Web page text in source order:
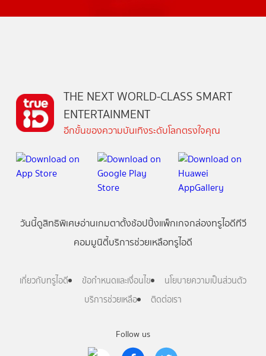
Follow us
THE NEXT WORLD-CLASS SMART
ENTERTAINMENT
อีกขั้นของความบันเทิงระดับโลกตรงใจคุณ
วันนี้ดูสิทธิพิเศษอ่านเกมตาตั้งช้อปปิ้งแพ็กเกจกล่องทรูไอดีทีวี
คอมมูนิตี้บริการช่วยเหลือทรูไอดี
เกี่ยวกับทรูไอดี ข้อกำหนดและเงื่อนไข
นโยบายความเป็นส่วนตัว
บริการช่วยเหลือ
ติดต่อเรา